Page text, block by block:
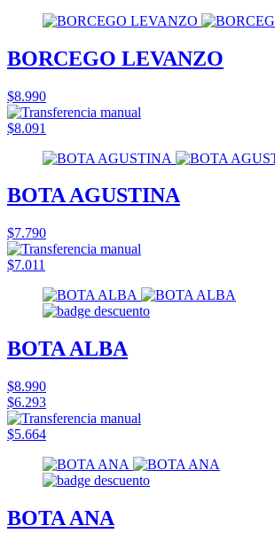
BORCEGO LEVANZO
$8.990
$8.091
BOTA AGUSTINA
$7.790
$7.011
BOTA ALBA
$8.990
$6.293
$5.664
BOTA ANA